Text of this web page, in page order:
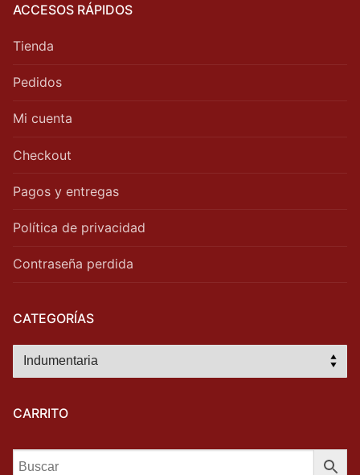
ACCESOS RÁPIDOS
Tienda
Pedidos
Mi cuenta
Checkout
Pagos y entregas
Política de privacidad
Contraseña perdida
CATEGORÍAS
CARRITO